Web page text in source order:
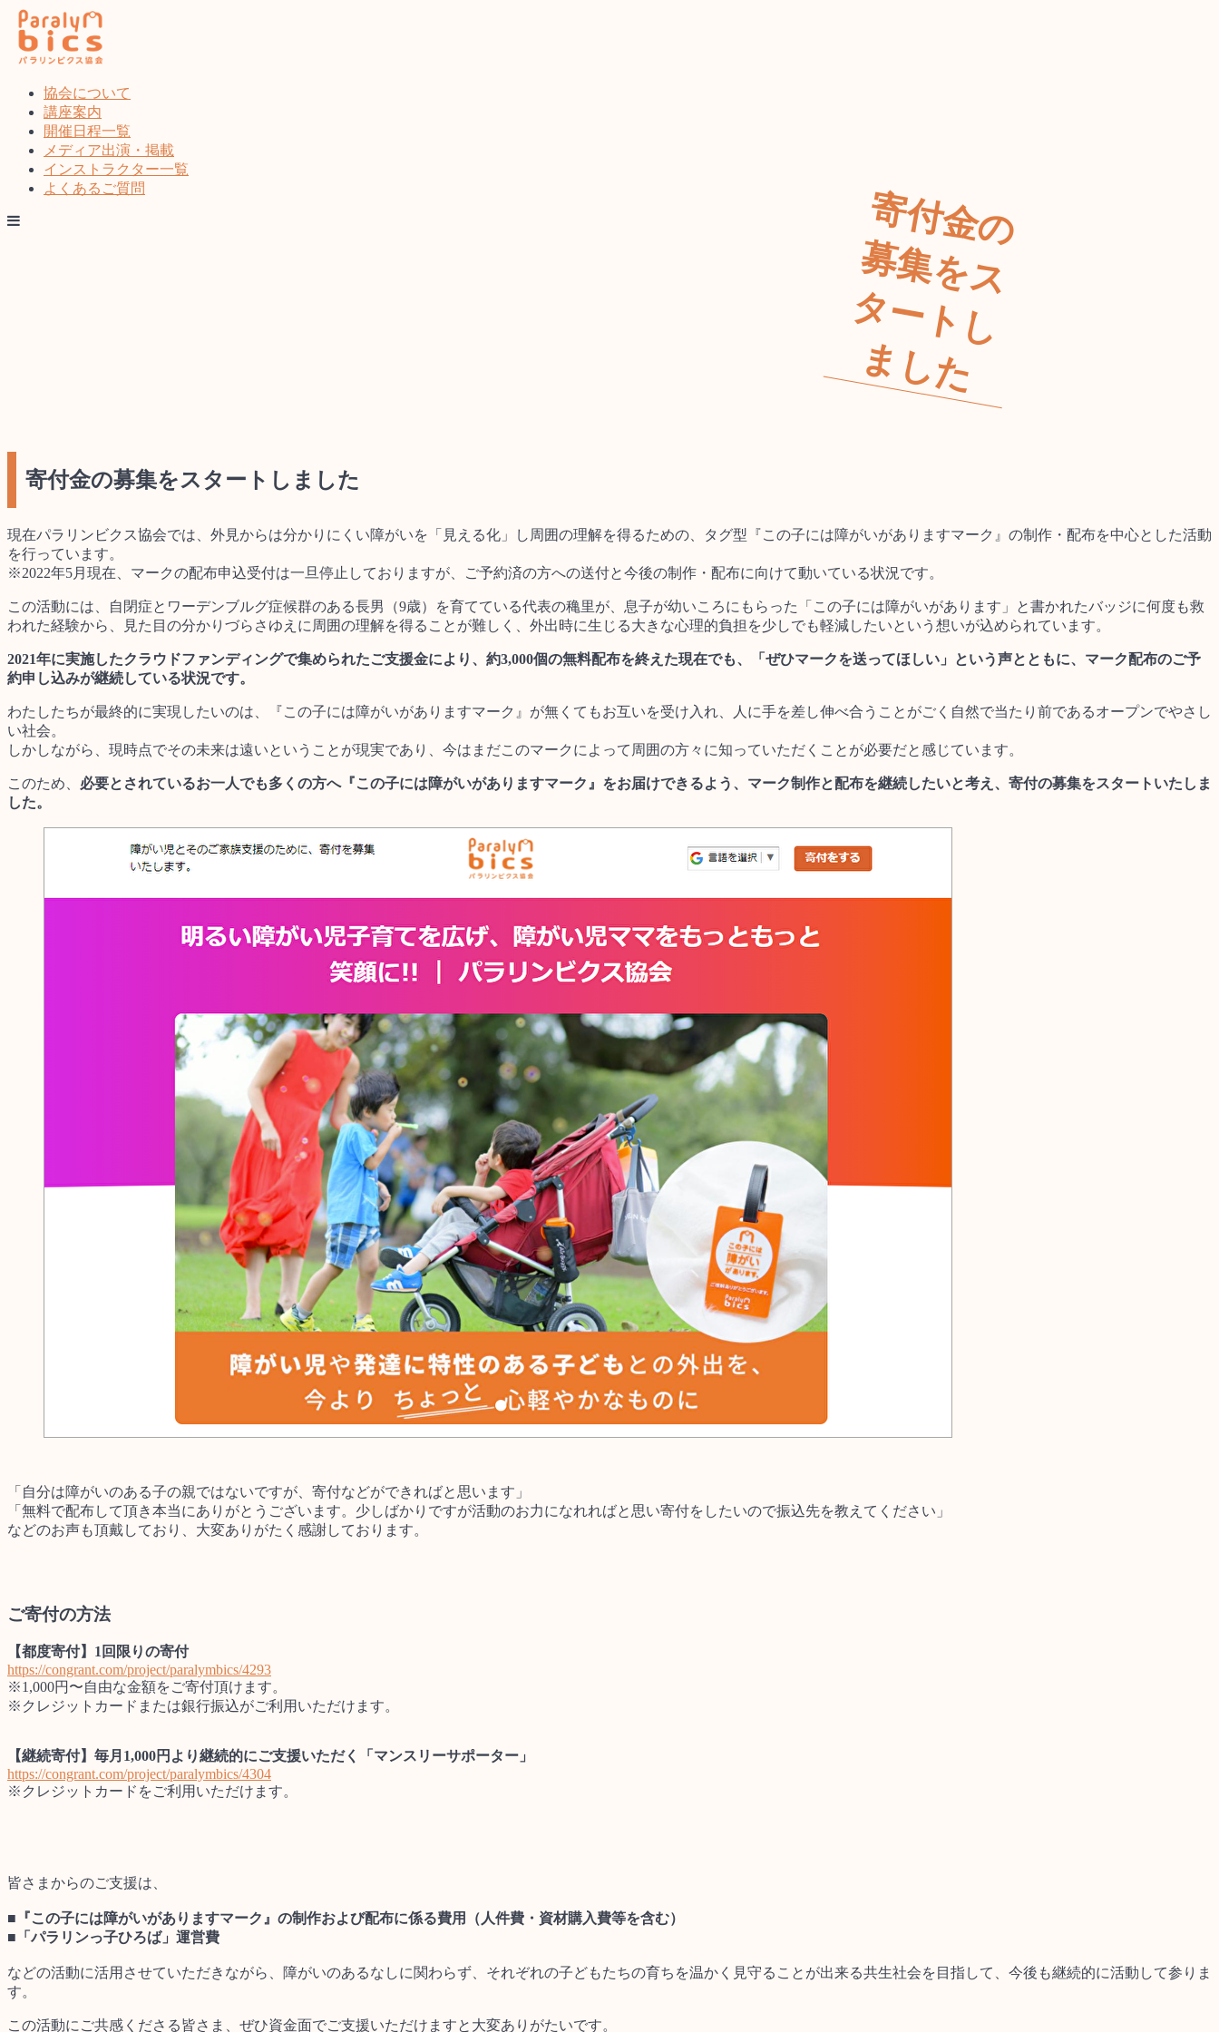
コ
ン
テ
協会について
講座案内
開催日程一覧
メディア出演・掲載
インストラクター一覧
よくあるご質問
寄
付
金
の
募
集
を
ス
タ
ー
ト
し
ま
し
た
寄付金の募集をスタートしました
現在パラリンビクス協会では、外見からは分かりにくい障がいを「見える化」し周囲の理解を得るための、タグ型『この子には障がいがありますマーク』の制作・配布を中心とした活動
を行っています。
※2022年5月現在、マークの配布申込受付は一旦停止しておりますが、ご予約済の方への送付と今後の制作・配布に向けて動いている状況です。
この活動には、自閉症とワーデンブルグ症候群のある⾧男（9歳）を育てている代表の穐里が、息子が幼いころにもらった「この子には障がいがあります」と書かれたバッジに何度も救
われた経験から、見た目の分かりづらさゆえに周囲の理解を得ることが難しく、外出時に生じる大きな心理的負担を少しでも軽減したいという想いが込められています。
2021年に実施したクラウドファンディングで集められたご支援金により、約3,000個の無料配布を終えた現在でも、「ぜひマークを送ってほしい」という声とともに、マーク配布のご予
約申し込みが継続している状況です。
わたしたちが最終的に実現したいのは、『この子には障がいがありますマーク』が無くてもお互いを受け入れ、人に手を差し伸べ合うことがごく自然で当たり前であるオープンでやさし
い社会。
しかしながら、現時点でその未来は遠いということが現実であり、今はまだこのマークによって周囲の方々に知っていただくことが必要だと感じています。
このため、 必要とされているお一人でも多くの方へ『この子には障がいがありますマーク』をお届けできるよう、マーク制作と配布を継続したいと考え、寄付の募集をスタートいたしま
した。
「自分は障がいのある子の親ではないですが、寄付などができればと思います」
「無料で配布して頂き本当にありがとうございます。少しばかりですが活動のお力になれればと思い寄付をしたいので振込先を教えてください」
などのお声も頂戴しており、大変ありがたく感謝しております。
ご寄付の方法
【都度寄付】1回限りの寄付
https://congrant.com/project/paralymbics/4293
※1,000円〜自由な金額をご寄付頂けます。
※クレジットカードまたは銀行振込がご利用いただけます。
【継続寄付】毎月1,000円より継続的にご支援いただく「マンスリーサポーター」
https://congrant.com/project/paralymbics/4304
※クレジットカードをご利用いただけます。
皆さまからのご支援は、
■『この子には障がいがありますマーク』の制作および配布に係る費用（人件費・資材購入費等を含む）
■「パラリンっ子ひろば」運営費
などの活動に活用させていただきながら、障がいのあるなしに関わらず、それぞれの子どもたちの育ちを温かく見守ることが出来る共生社会を目指して、今後も継続的に活動して参りま
す。
この活動にご共感くださる皆さま、ぜひ資金面でご支援いただけますと大変ありがたいです。